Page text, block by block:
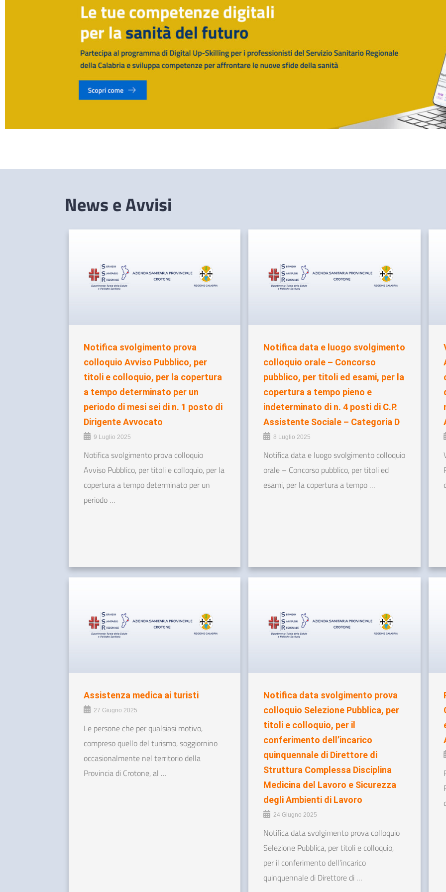
News e Avvisi
Notifica svolgimento prova
colloquio Avviso Pubblico, per
titoli e colloquio, per la copertura
a tempo determinato per un
periodo di mesi sei di n. 1 posto di
Dirigente Avvocato
9 Luglio 2025
Notifica svolgimento prova colloquio
Avviso Pubblico, per titoli e colloquio, per la
copertura a tempo determinato per un
periodo …
Notifica data e luogo svolgimento
colloquio orale – Concorso
pubblico, per titoli ed esami, per la
copertura a tempo pieno e
indeterminato di n. 4 posti di C.P.
Assistente Sociale – Categoria D
8 Luglio 2025
Notifica data e luogo svolgimento colloquio
orale – Concorso pubblico, per titoli ed
esami, per la copertura a tempo …
Assistenza medica ai turisti
27 Giugno 2025
Le persone che per qualsiasi motivo,
compreso quello del turismo, soggiornino
occasionalmente nel territorio della
Provincia di Crotone, al …
Notifica data svolgimento prova
colloquio Selezione Pubblica, per
titoli e colloquio, per il
conferimento dell’incarico
quinquennale di Direttore di
Struttura Complessa Disciplina
Medicina del Lavoro e Sicurezza
degli Ambienti di Lavoro
24 Giugno 2025
Notifica data svolgimento prova colloquio
Selezione Pubblica, per titoli e colloquio,
per il conferimento dell’incarico
quinquennale di Direttore di …